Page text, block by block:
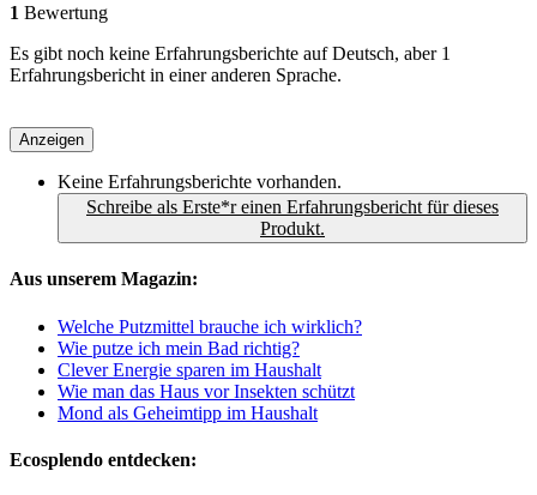
1 Bewertung
Es gibt noch keine Erfahrungsberichte auf Deutsch, aber 1
Erfahrungsbericht in einer anderen Sprache.
Anzeigen
Keine Erfahrungsberichte vorhanden.
Schreibe als Erste*r einen Erfahrungsbericht für dieses
Produkt.
Aus unserem Magazin:
Welche Putzmittel brauche ich wirklich?
Wie putze ich mein Bad richtig?
Clever Energie sparen im Haushalt
Wie man das Haus vor Insekten schützt
Mond als Geheimtipp im Haushalt
Ecosplendo entdecken: